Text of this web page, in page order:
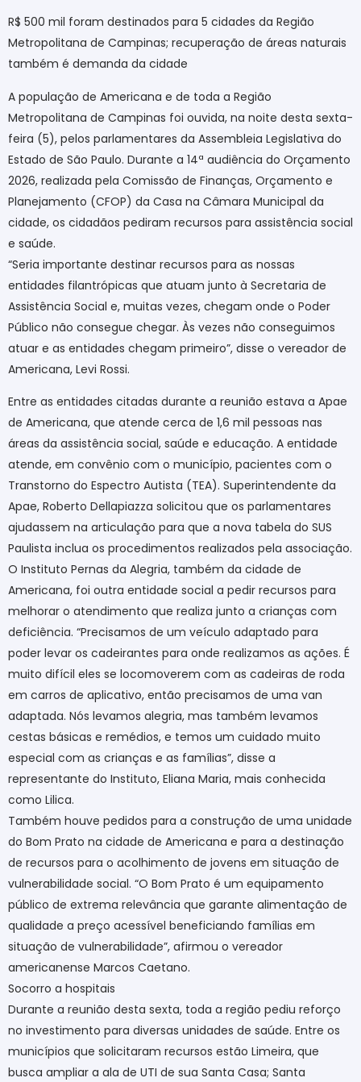
R$ 500 mil foram destinados para 5 cidades da Região
Metropolitana de Campinas; recuperação de áreas naturais
também é demanda da cidade
A população de Americana e de toda a Região
Metropolitana de Campinas foi ouvida, na noite desta sexta-
feira (5), pelos parlamentares da Assembleia Legislativa do
Estado de São Paulo. Durante a 14ª audiência do Orçamento
2026, realizada pela Comissão de Finanças, Orçamento e
Planejamento (CFOP) da Casa na Câmara Municipal da
cidade, os cidadãos pediram recursos para assistência social
e saúde.
“Seria importante destinar recursos para as nossas
entidades filantrópicas que atuam junto à Secretaria de
Assistência Social e, muitas vezes, chegam onde o Poder
Público não consegue chegar. Às vezes não conseguimos
atuar e as entidades chegam primeiro”, disse o vereador de
Americana, Levi Rossi.
Entre as entidades citadas durante a reunião estava a Apae
de Americana, que atende cerca de 1,6 mil pessoas nas
áreas da assistência social, saúde e educação. A entidade
atende, em convênio com o município, pacientes com o
Transtorno do Espectro Autista (TEA). Superintendente da
Apae, Roberto Dellapiazza solicitou que os parlamentares
ajudassem na articulação para que a nova tabela do SUS
Paulista inclua os procedimentos realizados pela associação.
O Instituto Pernas da Alegria, também da cidade de
Americana, foi outra entidade social a pedir recursos para
melhorar o atendimento que realiza junto a crianças com
deficiência. “Precisamos de um veículo adaptado para
poder levar os cadeirantes para onde realizamos as ações. É
muito difícil eles se locomoverem com as cadeiras de roda
em carros de aplicativo, então precisamos de uma van
adaptada. Nós levamos alegria, mas também levamos
cestas básicas e remédios, e temos um cuidado muito
especial com as crianças e as famílias”, disse a
representante do Instituto, Eliana Maria, mais conhecida
como Lilica.
Também houve pedidos para a construção de uma unidade
do Bom Prato na cidade de Americana e para a destinação
de recursos para o acolhimento de jovens em situação de
vulnerabilidade social. “O Bom Prato é um equipamento
público de extrema relevância que garante alimentação de
qualidade a preço acessível beneficiando famílias em
situação de vulnerabilidade”, afirmou o vereador
americanense Marcos Caetano.
Socorro a hospitais
Durante a reunião desta sexta, toda a região pediu reforço
no investimento para diversas unidades de saúde. Entre os
municípios que solicitaram recursos estão Limeira, que
busca ampliar a ala de UTI de sua Santa Casa; Santa